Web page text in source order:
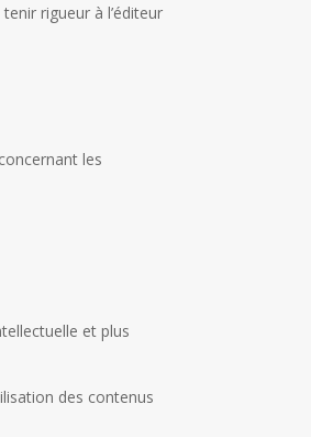
rigueur à l’éditeur
les
et plus
des contenus